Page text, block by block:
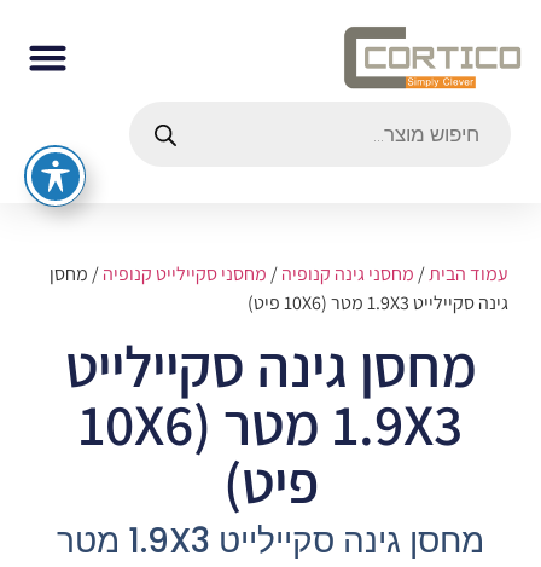
עמוד הבית/מחסני גינה קנופיה/מחסני סקיילייט קנופיה/ מחסן
גינה סקיילייט 1.9X3 מטר (10X6 פיט)
מחסן גינה סקיילייט
1.9X3 מטר (10X6
פיט)
מחסן גינה סקיילייט 1.9X3 מטר